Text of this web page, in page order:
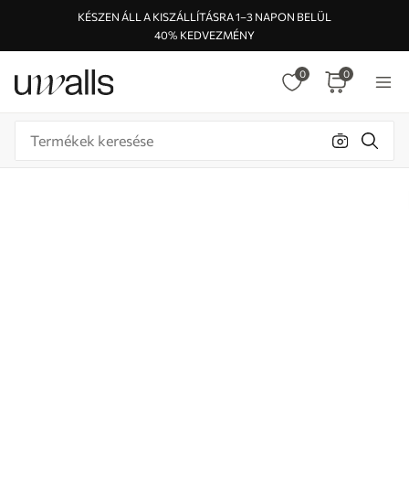
KÉSZEN ÁLL A KISZÁLLÍTÁSRA 1–3 NAPON BELÜL
40% KEDVEZMÉNY
0 0